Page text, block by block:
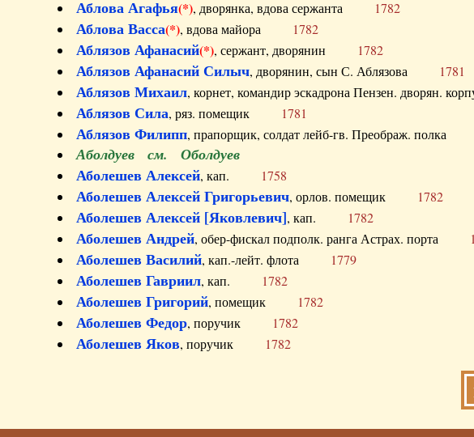
Аблова Агафья(*), дворянка, вдова сержанта 1782
Аблова Васса(*), вдова майора 1782
Аблязов Афанасий(*), сержант, дворянин 1782
Аблязов Афанасий Силыч, дворянин, сын С. Аблязова 1781
Аблязов Михаил, корнет, командир эскадрона Пензен. дворян.
Аблязов Сила, ряз. помещик 1781
Аблязов Филипп, прапорщик, солдат лейб-гв. Преображ. полка
Аболдуев см. Оболдуев
Аболешев Алексей, кап. 1758
Аболешев Алексей Григорьевич, орлов. помещик 1782
Аболешев Алексей [Яковлевич], кап. 1782
Аболешев Андрей, обер-фискал подполк. ранга Астрах. порта
Аболешев Василий, кап.-лейт. флота 1779
Аболешев Гавриил, кап. 1782
Аболешев Григорий, помещик 1782
Аболешев Федор, поручик 1782
Аболешев Яков, поручик 1782